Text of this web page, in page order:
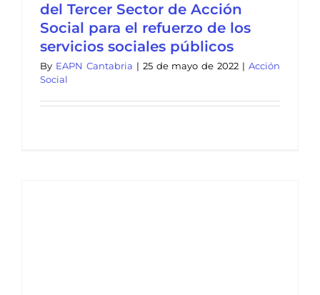
del Tercer Sector de Acción
Social para el refuerzo de los
servicios sociales públicos
By EAPN Cantabria | 25 de mayo de 2022 | Acción
Social